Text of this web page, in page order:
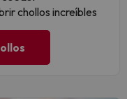
chollos increíbles